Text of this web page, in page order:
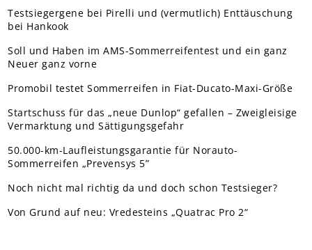
Testsiegergene bei Pirelli und (vermutlich) Enttäuschung
bei Hankook
Soll und Haben im AMS-Sommerreifentest und ein ganz
Neuer ganz vorne
Promobil testet Sommerreifen in Fiat-Ducato-Maxi-Größe
Startschuss für das „neue Dunlop“ gefallen – Zweigleisige
Vermarktung und Sättigungsgefahr
50.000-km-Laufleistungsgarantie für Norauto-
Sommerreifen „Prevensys 5”
Noch nicht mal richtig da und doch schon Testsieger?
Von Grund auf neu: Vredesteins „Quatrac Pro 2“